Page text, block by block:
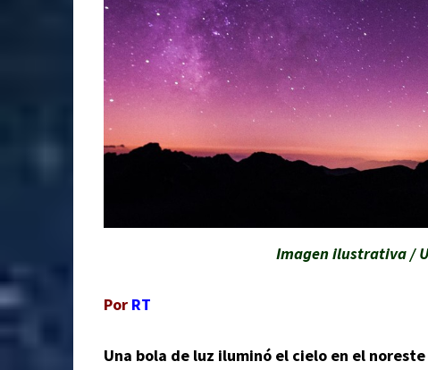
Imagen ilustrativa /
Por RT
Una bola de luz iluminó el cielo en el